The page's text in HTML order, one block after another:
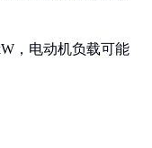
，电动机负载可能